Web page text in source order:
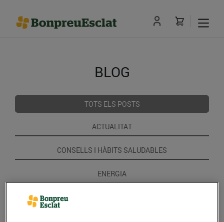
BLOG
TOTS ELS POSTS
ACTUALITAT
CONSELLS I HÀBITS SALUDABLES
ENERGIA
GASTRONOMIA I TRADICIONS